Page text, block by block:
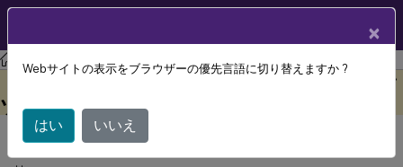
Session Recording Session Recording 2203 LTSR
Web Playerのホームページのコンテン
ツを非表示または表示する
×
Webサイトの表示をブラウザーの優先言語に切り替えますか ?
はい いいえ